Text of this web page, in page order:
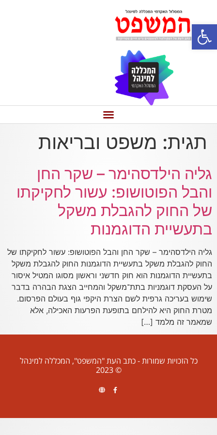
פתח סרגל נגישות
תגית: משפט ובריאות
גליה הילדסהימר – שקר החן
והבל הפוטושופ: עשור לחקיקתו
של החוק להגבלת משקל
בתעשיית הדוגמנות
גליה הילדסהימר – שקר החן והבל הפוטושופ: עשור לחקיקתו של
החוק להגבלת משקל בתעשיית הדוגמנות החוק להגבלת משקל
בתעשיית הדוגמנות הוא חוק חדשני וראשון מסוגו המטיל איסור
על העסקת דוגמניות בתת־משקל והמחייב הצגת הבהרה בדבר
שימוש בעריכה גרפית לשם הצרת היקפי גוף בעולם הפרסום.
מטרת החוק היא להילחם בתופעת הפרעות האכילה, אלא
שמאמר זה מלמד […]
כל הזכויות שמורות - כתב העת "המשפט", המכללה למינהל
© 2023